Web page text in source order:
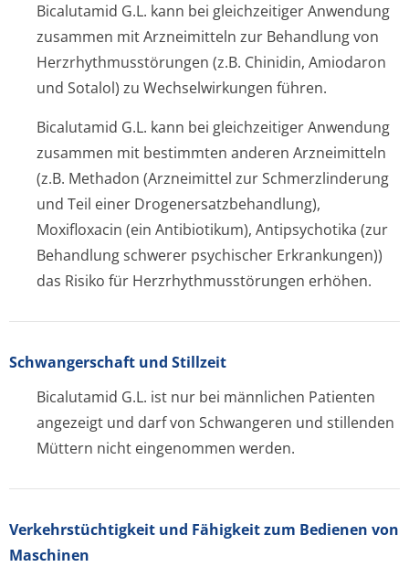
Bicalutamid G.L. kann bei gleichzeitiger Anwendung
zusammen mit Arzneimitteln zur Behandlung von
Herzrhythmusstörun­gen (z.B. Chinidin, Amiodaron
und Sotalol) zu Wechselwirkungen führen.
Bicalutamid G.L. kann bei gleichzeitiger Anwendung
zusammen mit bestimmten anderen Arzneimitteln
(z.B. Methadon (Arzneimittel zur Schmerzlinderung
und Teil einer Drogenersatzbe­handlung),
Moxifloxacin (ein Antibiotikum), Antipsychotika (zur
Behandlung schwerer psychischer Erkrankungen))
das Risiko für Herzrhythmusstörun­gen erhöhen.
Schwangerschaft und Stillzeit
Bicalutamid G.L. ist nur bei männlichen Patienten
angezeigt und darf von Schwangeren und stillenden
Müttern nicht eingenommen werden.
Verkehrstüchtig­keit und Fähigkeit zum Bedienen von
Maschinen